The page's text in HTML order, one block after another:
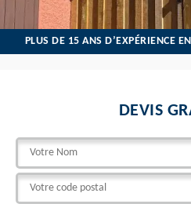
PLUS DE 15 ANS D’EXPÉRIENCE
DEVIS